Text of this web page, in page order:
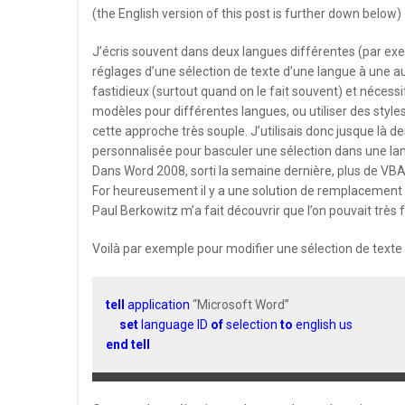
(the English version of this post is further down below)
J’écris souvent dans deux langues différentes (par
réglages d’une sélection de texte d’une langue à une
fastidieux (surtout quand on le fait souvent) et
modèles pour différentes langues, ou utiliser des
cette approche très souple. J’utilisais donc jusque là
personnalisée pour basculer une sélection dans une
Dans Word 2008, sorti la semaine dernière, plus de
For heureusement il y a une solution de
Paul Berkowitz m’a fait découvrir que l’on pouvait
Voilà par exemple pour modifier une sélection de
tell application “Microsoft Word”
set language ID ofselection to english us
end tell